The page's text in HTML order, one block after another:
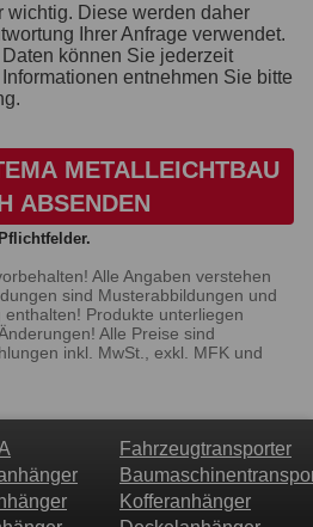
wichtig. Diese werden daher
Ihrer Anfrage verwendet.
können Sie jederzeit
entnehmen Sie bitte
METALLEICHTBAU
ABSENDEN
Alle Angaben verstehen
sind Musterabbildungen und
Produkte unterliegen
Alle Preise sind
inkl. MwSt., exkl. MFK und
Fahrzeugtransporter
Kofferanhänger